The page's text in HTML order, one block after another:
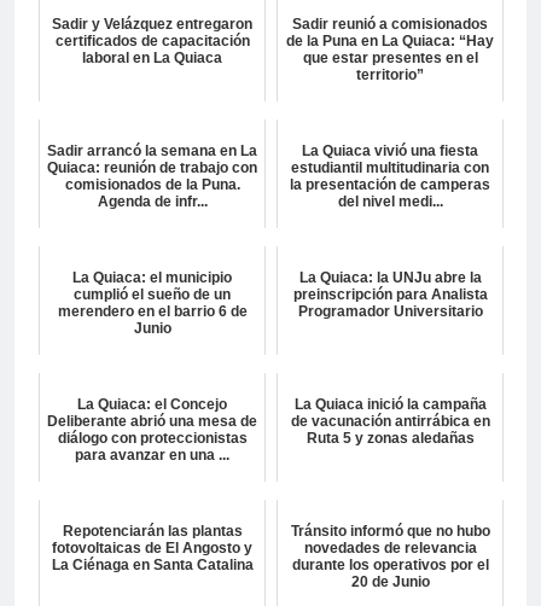
Sadir y Velázquez entregaron
certificados de capacitación
laboral en La Quiaca
Sadir reunió a comisionados
de la Puna en La Quiaca: “Hay
que estar presentes en el
territorio”
Sadir arrancó la semana en La
Quiaca: reunión de trabajo con
comisionados de la Puna.
Agenda de infr...
La Quiaca vivió una fiesta
estudiantil multitudinaria con
la presentación de camperas
del nivel medi...
La Quiaca: el municipio
cumplió el sueño de un
merendero en el barrio 6 de
Junio
La Quiaca: la UNJu abre la
preinscripción para Analista
Programador Universitario
La Quiaca: el Concejo
Deliberante abrió una mesa de
diálogo con proteccionistas
para avanzar en una ...
La Quiaca inició la campaña
de vacunación antirrábica en
Ruta 5 y zonas aledañas
Repotenciarán las plantas
fotovoltaicas de El Angosto y
La Ciénaga en Santa Catalina
Tránsito informó que no hubo
novedades de relevancia
durante los operativos por el
20 de Junio